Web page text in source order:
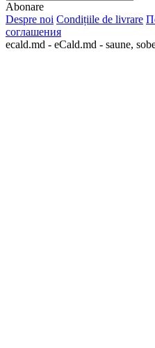
Abonare
Despre noi Condițiile de livrare
соглашения
ecald.md - eCald.md - saune,